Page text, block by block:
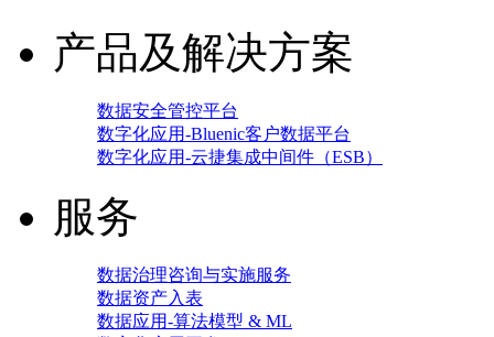
产品及解决方案
数据安全管控平台
数字化应用-Bluenic客户数据平台
数字化应用-云捷集成中间件（ESB）
服务
数据治理咨询与实施服务
数据资产入表
数据应用-算法模型 & ML